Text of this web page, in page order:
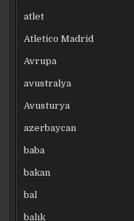
atlet
Atletico Madrid
Avrupa
avustralya
Avusturya
azerbaycan
baba
bakan
bal
balık